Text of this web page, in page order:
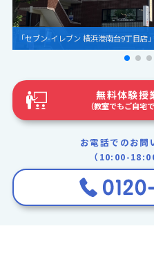
無料体験授
（教室でもご自宅
お電話でのお問
（10:00-